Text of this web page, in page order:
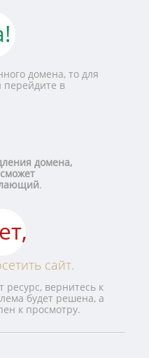
домена, то для
в
домена,
.
сайт.
ресурс, вернитесь к
будет решена, а
к просмотру.